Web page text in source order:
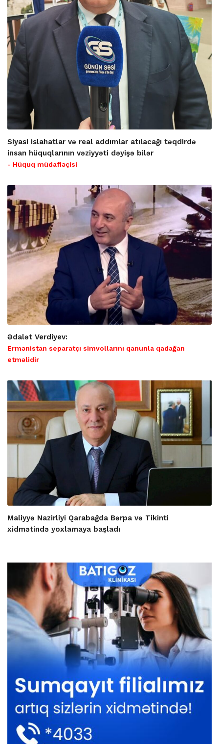
Siyasi islahatlar və real addımlar atılacağı təqdirdə
insan hüquqlarının vəziyyəti dəyişə bilər
- Hüquq müdafiəçisi
Ədalət Verdiyev:
Ermənistan separatçı simvollarını qanunla qadağan
etməlidir
Maliyyə Nazirliyi Qarabağda Bərpa və Tikinti
xidmətində yoxlamaya başladı